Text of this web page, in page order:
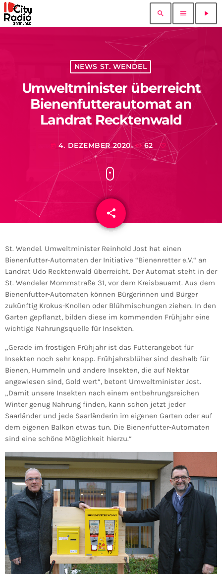
search menu play_arrow
NEWS ST. WENDEL
Umweltminister überreicht
Bienenfutterautomat an
Landrat Recktenwald
today 4. DEZEMBER 2020 62
share
email
St. Wendel. Umweltminister Reinhold Jost hat einen
Bienenfutter-Automaten der Initiative “Bienenretter e.V.“ an
Landrat Udo Recktenwald überreicht. Der Automat steht in der
St. Wendeler Mommstraße 31, vor dem Kreisbauamt. Aus dem
Bienenfutter-Automaten können Bürgerinnen und Bürger
zukünftig Krokus-Knollen oder Blühmischungen ziehen. In den
Garten gepflanzt, bilden diese im kommenden Frühjahr eine
wichtige Nahrungsquelle für Insekten.
„Gerade im frostigen Frühjahr ist das Futterangebot für
Insekten noch sehr knapp. Frühjahrsblüher sind deshalb für
Bienen, Hummeln und andere Insekten, die auf Nektar
angewiesen sind, Gold wert“, betont Umweltminister Jost.
„Damit unsere Insekten nach einem entbehrungsreichen
Winter genug Nahrung finden, kann schon jetzt jeder
Saarländer und jede Saarländerin im eigenen Garten oder auf
dem eigenen Balkon etwas tun. Die Bienenfutter-Automaten
sind eine schöne Möglichkeit hierzu.“